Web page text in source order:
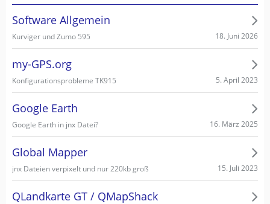
Software Allgemein
Kurviger und Zumo 595 18. Juni 2026
my-GPS.org
Konfigurationsprobleme TK915 5. April 2023
Google Earth
Google Earth in jnx Datei? 16. März 2025
Global Mapper
jnx Dateien verpixelt und nur 220kb groß 15. Juli 2023
QLandkarte GT / QMapShack